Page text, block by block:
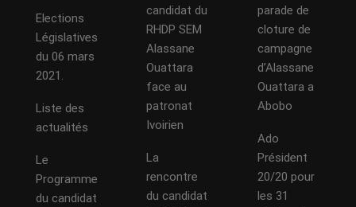
Elections
Législatives
du 06 mars
2021.
Liste des
actualités
Le
Programme
du candidat
candidat du
RHDP SEM
Alassane
Ouattara
face au
patronat
Ivoirien
La
rencontre
du candidat
parade de
cloture de
campagne
d’Alassane
Ouattara a
Abobo
Ado
Président
20/20 pour
les 31